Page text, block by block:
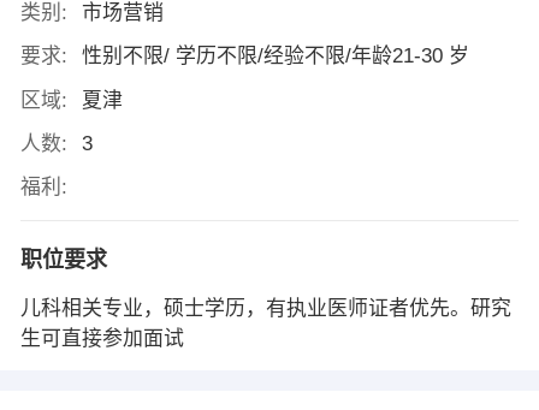
类别:
市场营销
要求:
性别不限/ 学历不限/经验不限/年龄21-30 岁
区域:
夏津
人数:
3
福利:
职位要求
儿科相关专业，硕士学历，有执业医师证者优先。研究
生可直接参加面试